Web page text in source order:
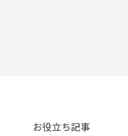
お役立ち記事